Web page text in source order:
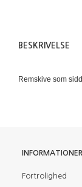
BESKRIVELSE
Remskive som
INFORMATIONER
Fortrolighed